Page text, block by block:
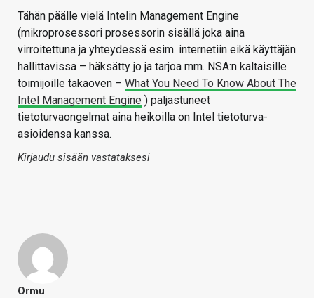
Tähän päälle vielä Intelin Management Engine
(mikroprosessori prosessorin sisällä joka aina
virroitettuna ja yhteydessä esim. internetiin eikä käyttäjän
hallittavissa – häksätty jo ja tarjoa mm. NSA:n kaltaisille
toimijoille takaoven – What You Need To Know About The
Intel Management Engine ) paljastuneet
tietoturvaongelmat aina heikoilla on Intel tietoturva-
asioidensa kanssa.
Kirjaudu sisään vastataksesi
Ormu